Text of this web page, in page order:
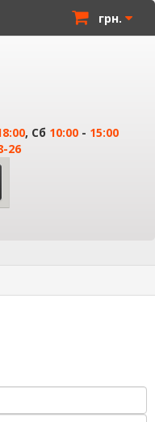
грн.
, Сб 10:00 - 15:00
26